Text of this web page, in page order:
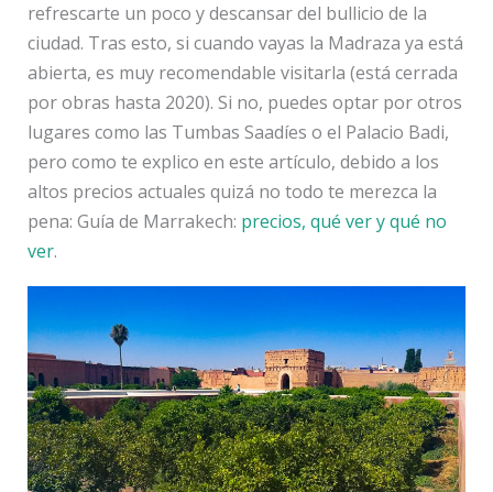
refrescarte un poco y descansar del bullicio de la
ciudad. Tras esto, si cuando vayas la Madraza ya está
abierta, es muy recomendable visitarla (está cerrada
por obras hasta 2020). Si no, puedes optar por otros
lugares como las Tumbas Saadíes o el Palacio Badi,
pero como te explico en este artículo, debido a los
altos precios actuales quizá no todo te merezca la
pena: Guía de Marrakech: precios, qué ver y qué no
ver.